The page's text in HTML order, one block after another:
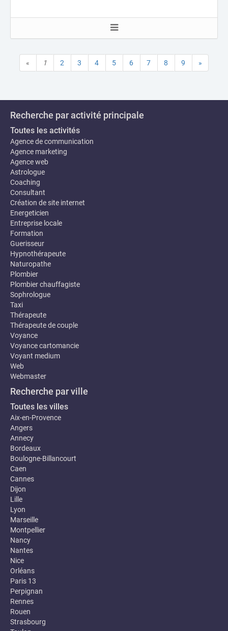
« 1 2 3 4 5 6 7 8 9 »
Recherche par activité principale
Toutes les activités
Agence de communication
Agence marketing
Agence web
Astrologue
Coaching
Consultant
Création de site internet
Energeticien
Entreprise locale
Formation
Guerisseur
Hypnothérapeute
Naturopathe
Plombier
Plombier chauffagiste
Sophrologue
Taxi
Thérapeute
Thérapeute de couple
Voyance
Voyance cartomancie
Voyant medium
Web
Webmaster
Recherche par ville
Toutes les villes
Aix-en-Provence
Angers
Annecy
Bordeaux
Boulogne-Billancourt
Caen
Cannes
Dijon
Lille
Lyon
Marseille
Montpellier
Nancy
Nantes
Nice
Orléans
Paris 13
Perpignan
Rennes
Rouen
Strasbourg